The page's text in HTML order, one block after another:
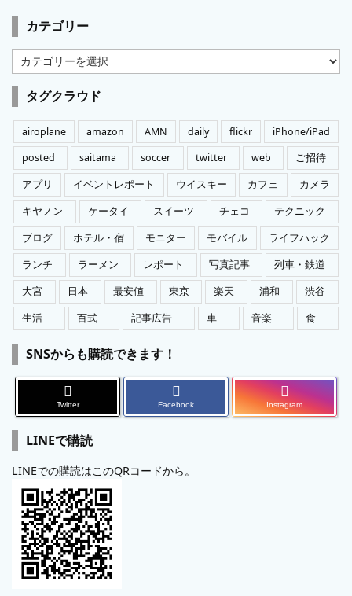
カテゴリー
カ
テ
ゴ
リ
ー
タグクラウド
airoplane amazon AMN daily flickr
iPhone/iPad
posted
saitama soccer twitter web
ご招待
アプリ
イベントレポート ウイスキー カフェ
カメラ
キヤノン
ケータイ スイーツ チェコ
テクニック
ブログ
ホテル・宿 モニター モバイル
ライフハック
ランチ
ラーメン レポート 写真記事
列車・鉄道
大宮
日本 最安値 東京 楽天 浦和
渋谷
生活
百式 記事広告 車 音楽 食
SNSからも購読できます！
Twitter Facebook Instagram
LINEで購読
LINEでの購読はこのQRコードから。